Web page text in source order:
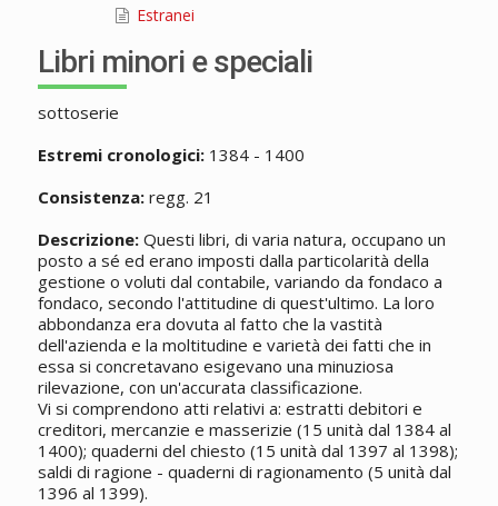
Estranei
Libri minori e speciali
sottoserie
Estremi cronologici:1384 - 1400
Consistenza:regg. 21
Descrizione:Questi libri, di varia natura, occupano un
posto a sé ed erano imposti dalla particolarità della
gestione o voluti dal contabile, variando da fondaco a
fondaco, secondo l'attitudine di quest'ultimo. La loro
abbondanza era dovuta al fatto che la vastità
dell'azienda e la moltitudine e varietà dei fatti che in
essa si concretavano esigevano una minuziosa
rilevazione, con un'accurata classificazione.
Vi si comprendono atti relativi a: estratti debitori e
creditori, mercanzie e masserizie (15 unità dal 1384 al
1400); quaderni del chiesto (15 unità dal 1397 al 1398);
saldi di ragione - quaderni di ragionamento (5 unità dal
1396 al 1399).